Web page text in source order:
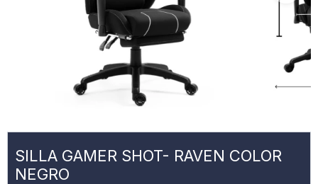
SILLA GAMER SHOT- RAVEN COLOR
NEGRO